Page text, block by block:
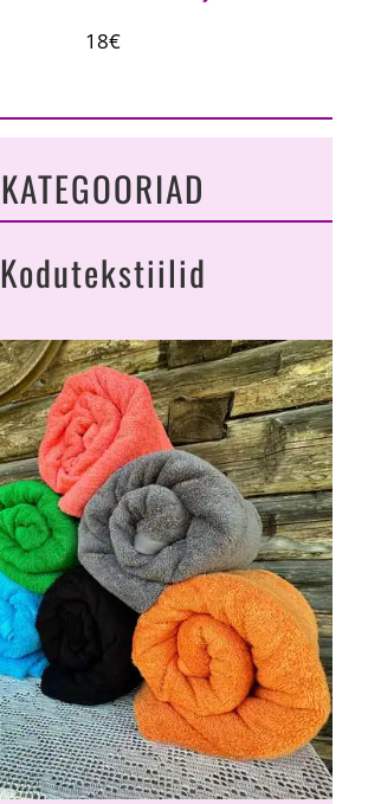
18€
KATEGOORIAD
Kodutekstiilid